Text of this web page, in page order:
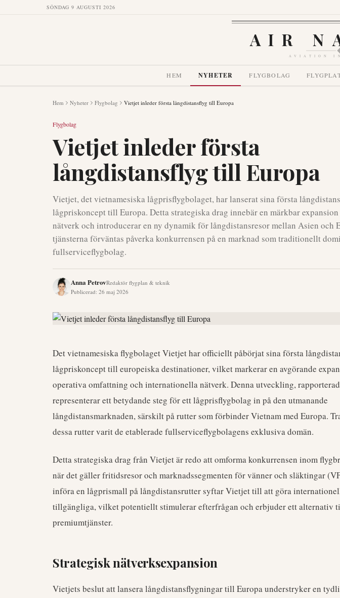
SÖNDAG 9 AUGUSTI 2026
AIR
AVIATION
HEM NYHETER FLYGBOLAG
Hem Nyheter Flygbolag Vietjet inleder första långdistansflyg till Europa
Flygbolag
Vietjet inleder första
långdistansflyg till Europa
Vietjet, det vietnamesiska lågprisflygbolaget, har lanserat sina första
lågpriskoncept till Europa. Detta strategiska drag innebär en märkbar
nätverk och introducerar en ny dynamik för långdistansresor mellan Asien och
tjänsterna förväntas påverka konkurrensen på en marknad som traditionellt
fullserviceflygbolag.
Anna PetrovRedaktör flygplan & teknik
Publicerad: 26 maj 2026
Det vietnamesiska flygbolaget Vietjet har officiellt påbörjat sina första
lågpriskoncept till europeiska destinationer, vilket markerar en avgörande
operativa omfattning och internationella nätverk. Denna utveckling,
representerar ett betydande steg för ett lågprisflygbolag in på den utmanande
långdistansmarknaden, särskilt på rutter som förbinder Vietnam med Europa.
dessa rutter varit de etablerade fullserviceflygbolagens exklusiva domän.
Detta strategiska drag från Vietjet är redo att omforma konkurrensen inom
när det gäller fritidsresor och marknadssegmenten för vänner och släktingar
införa en lågprismall på långdistansrutter syftar Vietjet till att göra
tillgängliga, vilket potentiellt stimulerar efterfrågan och erbjuder ett alternativ
premiumtjänster.
Strategisk nätverksexpansion
Vietjets beslut att lansera långdistansflygningar till Europa understryker en